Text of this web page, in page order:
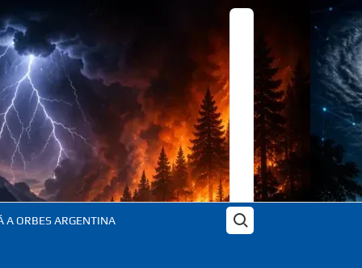
A ORBES ARGENTINA
Buscar: